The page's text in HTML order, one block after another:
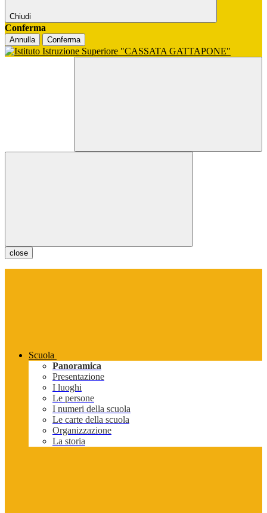
Chiudi
Conferma
Annulla Conferma
close
Scuola
Panoramica
Presentazione
I luoghi
Le persone
I numeri della scuola
Le carte della scuola
Organizzazione
La storia